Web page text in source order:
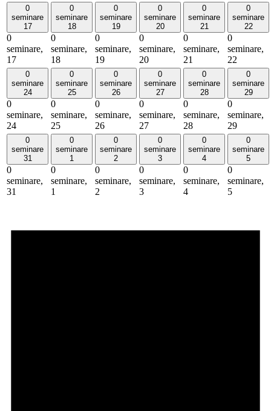
0
seminare
17
0
seminare,
17
0
seminare
18
0
seminare,
18
0
seminare
19
0
seminare,
19
0
seminare
20
0
seminare,
20
0
seminare
21
0
seminare,
21
0
seminare
22
0
seminare,
22
0
seminare
24
0
seminare,
24
0
seminare
25
0
seminare,
25
0
seminare
26
0
seminare,
26
0
seminare
27
0
seminare,
27
0
seminare
28
0
seminare,
28
0
seminare
29
0
seminare,
29
0
seminare
31
0
seminare,
31
0
seminare
1
0
seminare,
1
0
seminare
2
0
seminare,
2
0
seminare
3
0
seminare,
3
0
seminare
4
0
seminare,
4
0
seminare
5
0
seminare,
5